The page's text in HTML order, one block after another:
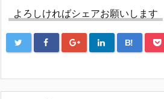
よろしければシェアお願いします
B!